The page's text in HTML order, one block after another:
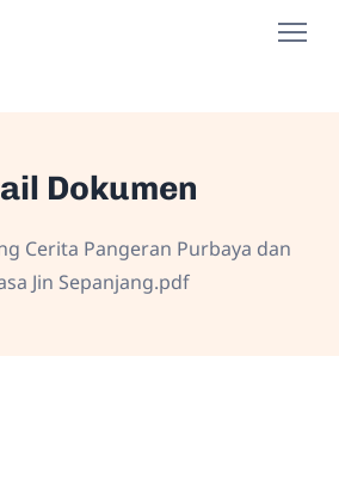
Dokumen
Cerita Pangeran Purbaya dan
Jin Sepanjang.pdf